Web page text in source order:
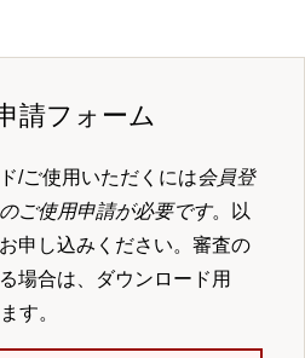
請フォーム
/ご使用いただくには会員登
ご使用申請が必要です。以
申し込みください。審査の
場合は、ダウンロード用
す。